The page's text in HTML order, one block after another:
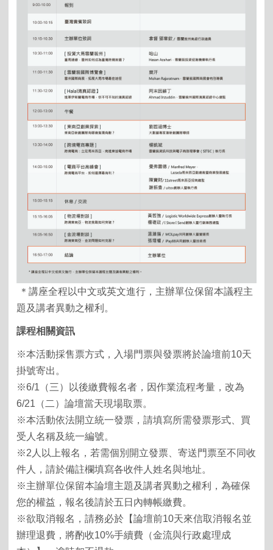
＊講座全程以中文或英文進行，主辦單位保留本議程主
題及講者異動之權利。
課程相關資訊
※本活動採售票方式，入場門票與發票將於論壇前10天
掛號寄出。
※6/1（三）以後繳費報名者，因作業流程考量，改為
6/21（二）論壇當天現場取票。
※本活動依法開立統一發票，請填寫所需發票形式、買
受人名稱及統一編號。
※2人以上報名，若需個別開立發票、寄送門票至不同收
件人，請於備註欄填寫各收件人姓名與地址。
※主辦單位保留本論壇主題及講者異動之權利，為確保
您的權益，報名後請於五日內轉帳繳費。
※欲取消報名，請務必於【論壇前10天來信取消報名並
辦理退費，將酌收10%手續費（金流與行政處理成